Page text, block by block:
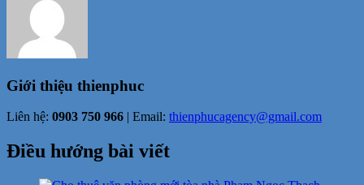
Giới thiệu thienphuc
Liên hệ: 0903 750 966 | Email: thienphucagency@gmail.com
Điều hướng bài viết